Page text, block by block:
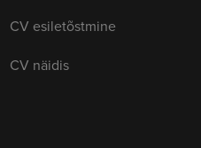
CV esiletõstmine
CV näidis